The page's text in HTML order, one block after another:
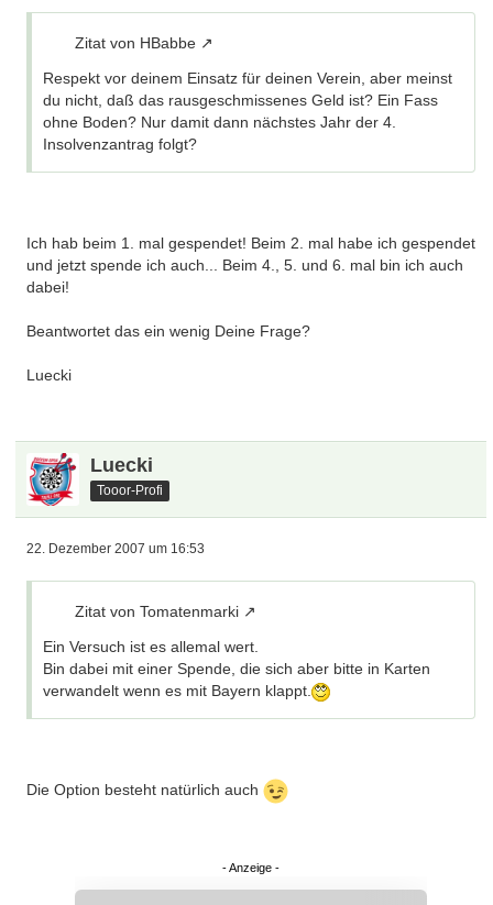
Zitat von HBabbe
Respekt vor deinem Einsatz für deinen Verein, aber meinst
du nicht, daß das rausgeschmissenes Geld ist? Ein Fass
ohne Boden? Nur damit dann nächstes Jahr der 4.
Insolvenzantrag folgt?
Ich hab beim 1. mal gespendet! Beim 2. mal habe ich gespendet
und jetzt spende ich auch... Beim 4., 5. und 6. mal bin ich auch
dabei!
Beantwortet das ein wenig Deine Frage?
Luecki
Luecki
Tooor-Profi
22. Dezember 2007 um 16:53
Zitat von Tomatenmarki
Ein Versuch ist es allemal wert.
Bin dabei mit einer Spende, die sich aber bitte in Karten
verwandelt wenn es mit Bayern klappt.
Die Option besteht natürlich auch